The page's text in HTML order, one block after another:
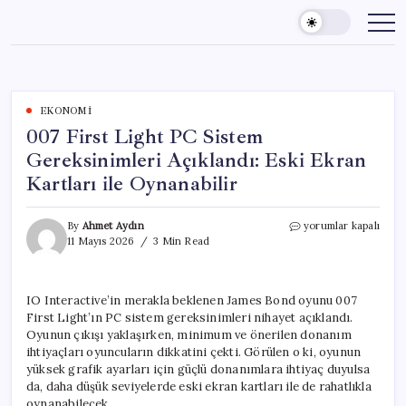
content
EKONOMI
007 First Light PC Sistem
Gereksinimleri Açıklandı: Eski Ekran
Kartları ile Oynanabilir
By Ahmet Aydın
11 Mayıs 2026
3 Min Read
007
Gereksinimleri
Açıklandı:
Eski
Ekran
Kartları
ile
Oynanabilir
yorumlar kapalı
IO Interactive’in merakla beklenen James Bond oyunu 007
First Light’ın PC sistem gereksinimleri nihayet açıklandı.
Oyunun çıkışı yaklaşırken, minimum ve önerilen donanım
ihtiyaçları oyuncuların dikkatini çekti. Görülen o ki, oyunun
yüksek grafik ayarları için güçlü donanımlara ihtiyaç duyulsa
da, daha düşük seviyelerde eski ekran kartları ile de rahatlıkla